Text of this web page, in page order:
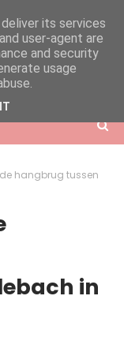
hangbrug tussen
in
its services
user-agent are
and security
usage